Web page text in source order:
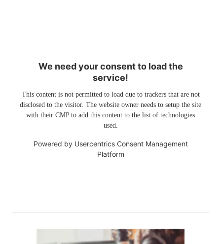
We need your consent to load the
service!
This content is not permitted to load due to trackers that are not
disclosed to the visitor. The website owner needs to setup the site
with their CMP to add this content to the list of technologies
used.
Powered by Usercentrics Consent Management
Platform